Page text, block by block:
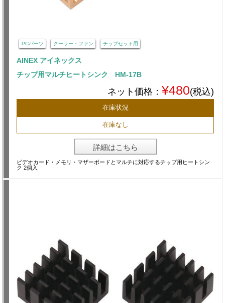
PCパーツ クーラー・ファン チップセット用
AINEX アイネックス
チップ用マルチヒートシンク HM-17B
ネット価格： ¥480(税込)
在庫状況
在庫なし
詳細はこちら
ビデオカード・メモリ・マザーボードとマルチに対応するチップ用ヒートシン
ク 2個入